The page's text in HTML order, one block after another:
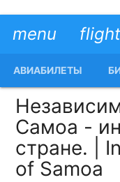
flight
menu
АВИАБИЛЕТЫ
Самоа -
стране. |
of Samoa